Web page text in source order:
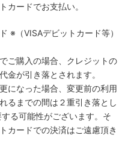
カードでお支払い。
※（VISAデビットカード等）
ご購入の場合、クレジットの
金が引き落とされます。
になった場合、変更前の利用
るまでの間は２重引き落とし
る可能性がございます。そ
カードでの決済はご遠慮頂き